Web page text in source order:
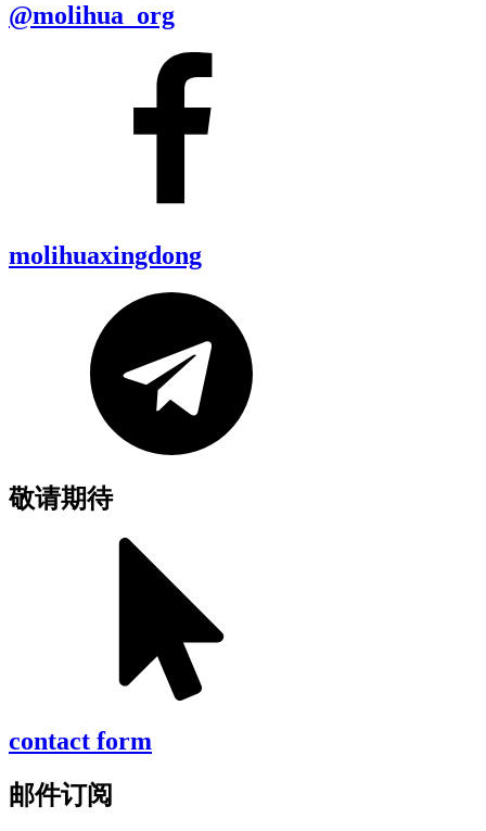
@molihua_org
molihuaxingdong
敬请期待
contact form
邮件订阅